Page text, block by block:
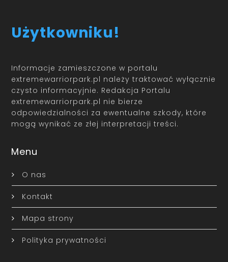
Użytkowniku!
Informacje zamieszczone w portalu
extremewarriorpark.pl należy traktować wyłącznie
czysto informacyjnie. Redakcja Portalu
extremewarriorpark.pl nie bierze
odpowiedzialności za ewentualne szkody, które
mogą wynikać ze złej interpretacji treści.
Menu
O nas
Kontakt
Mapa strony
Polityka prywatności